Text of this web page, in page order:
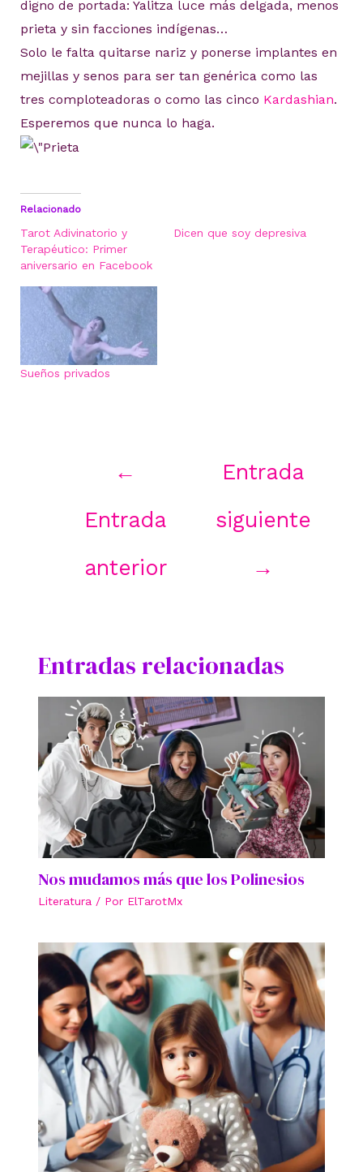
digno de portada: Yalitza luce más delgada, menos
prieta y sin facciones indígenas…
Solo le falta quitarse nariz y ponerse implantes en
mejillas y senos para ser tan genérica como las
tres comploteadoras o como las cinco Kardashian.
Esperemos que nunca lo haga.
Relacionado
Tarot Adivinatorio y
Terapéutico: Primer
aniversario en Facebook
Dicen que soy depresiva
Sueños privados
←
Entrada
anterior
Entrada
siguiente
→
Entradas relacionadas
Nos mudamos más que los Polinesios
Literatura / Por ElTarotMx